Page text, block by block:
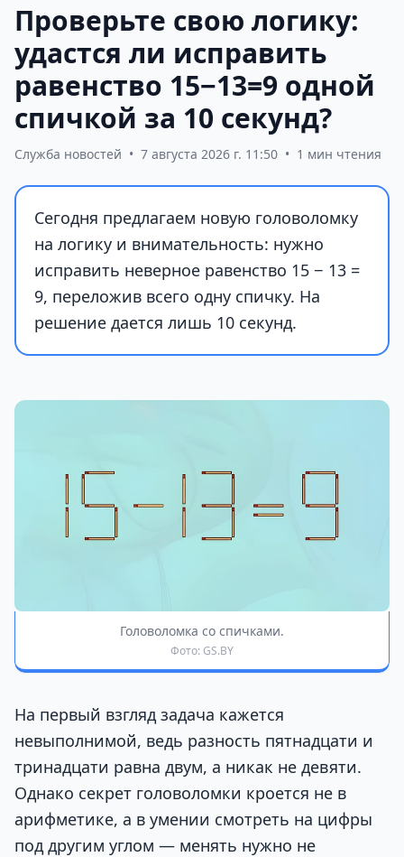
Проверьте свою логику:
удастся ли исправить
равенство 15−13=9 одной
спичкой за 10 секунд?
Служба новостей • 7 августа 2026 г. 11:50 • 1 мин чтения
Сегодня предлагаем новую головоломку
на логику и внимательность: нужно
исправить неверное равенство 15 − 13 =
9, переложив всего одну спичку. На
решение дается лишь 10 секунд.
Головоломка со спичками.
Фото: GS.BY
На первый взгляд задача кажется
невыполнимой, ведь разность пятнадцати и
тринадцати равна двум, а никак не девяти.
Однако секрет головоломки кроется не в
арифметике, а в умении смотреть на цифры
под другим углом — менять нужно не